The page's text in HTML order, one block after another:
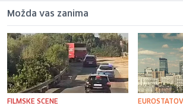
Možda vas zanima
FILMSKE SCENE